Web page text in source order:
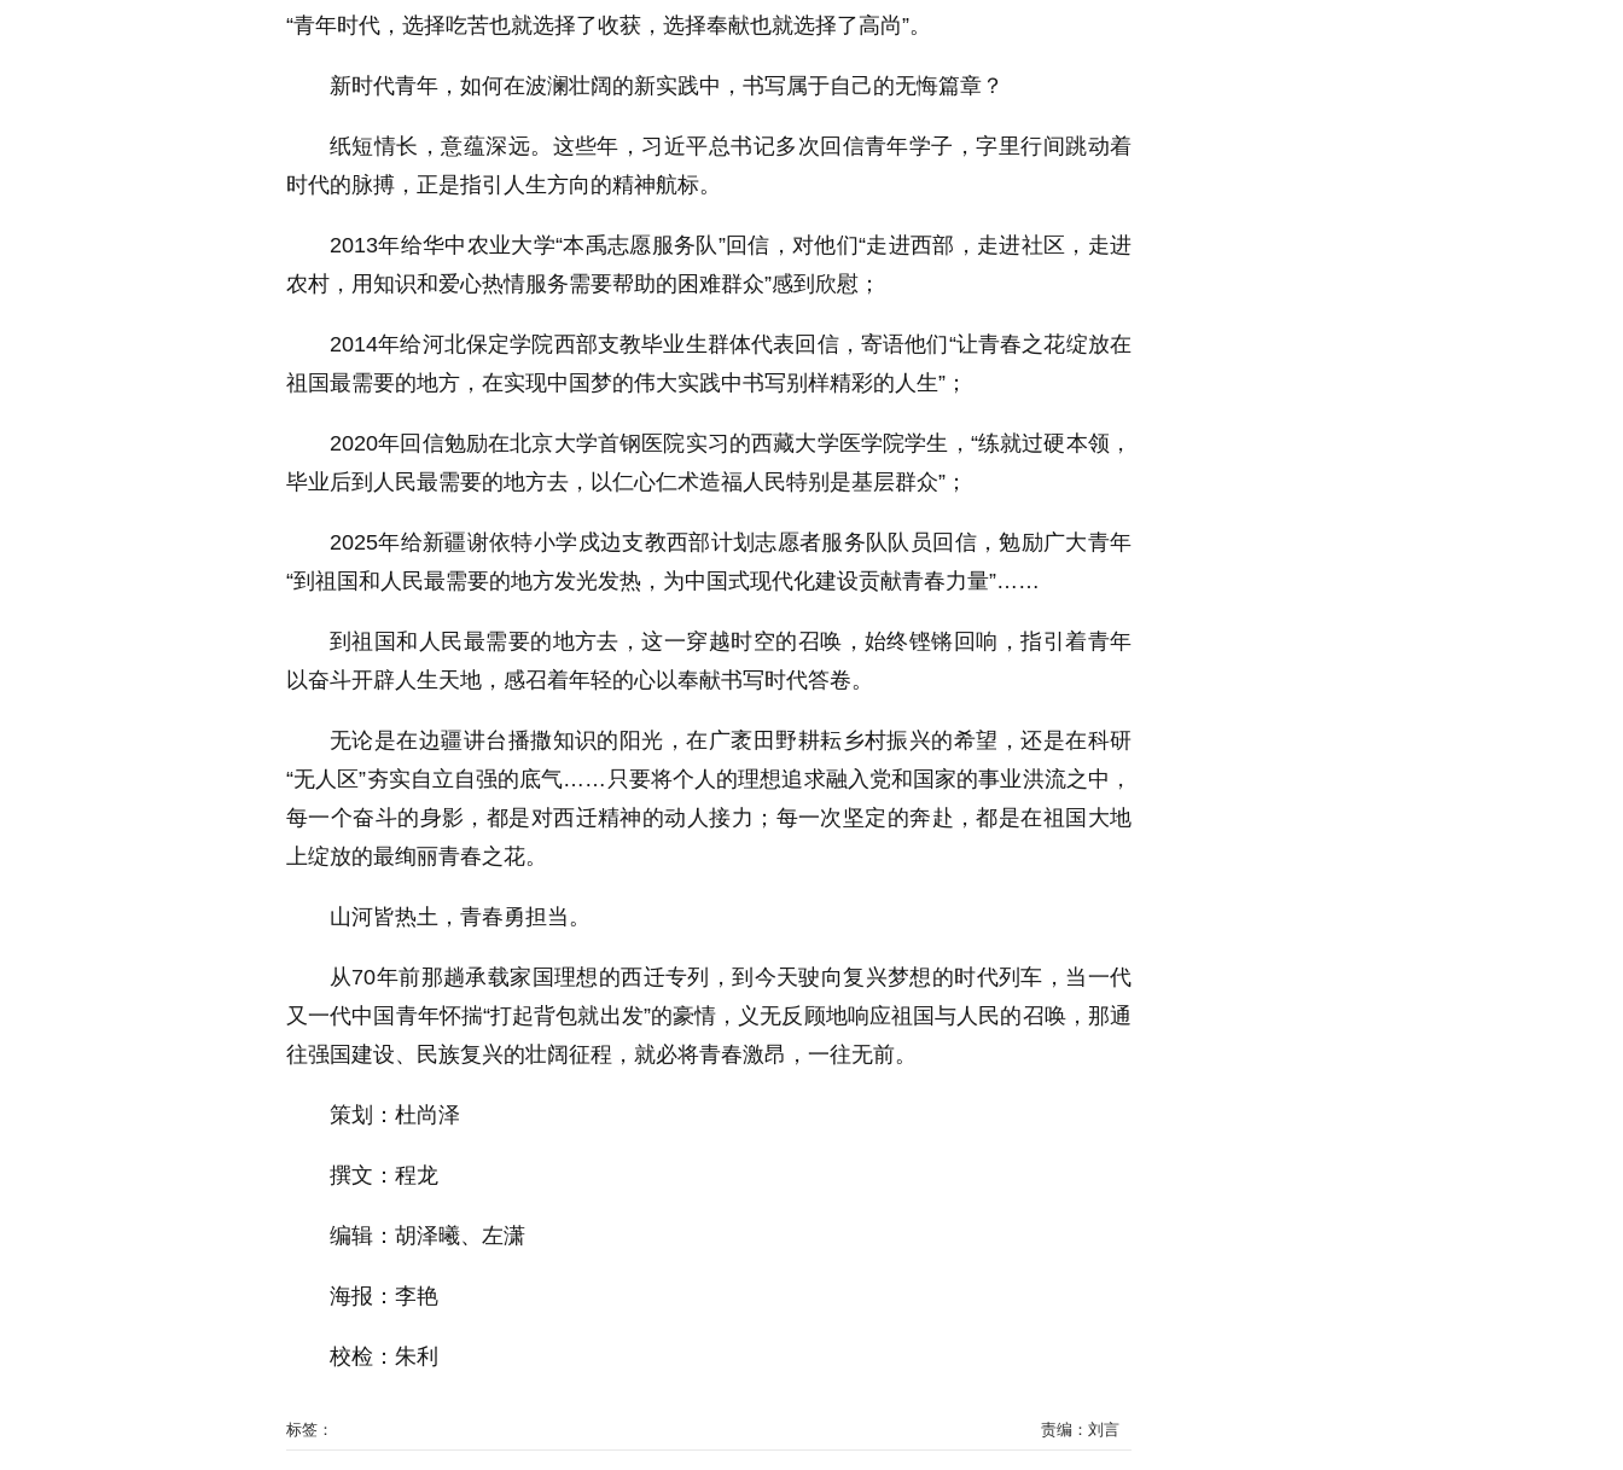
“青年时代，选择吃苦也就选择了收获，选择奉献也就选择了高尚”。
新时代青年，如何在波澜壮阔的新实践中，书写属于自己的无悔篇章？
纸短情长，意蕴深远。这些年，习近平总书记多次回信青年学子，字里行间跳动着
时代的脉搏，正是指引人生方向的精神航标。
2013年给华中农业大学“本禹志愿服务队”回信，对他们“走进西部，走进社区，走进
农村，用知识和爱心热情服务需要帮助的困难群众”感到欣慰；
2014年给河北保定学院西部支教毕业生群体代表回信，寄语他们“让青春之花绽放在
祖国最需要的地方，在实现中国梦的伟大实践中书写别样精彩的人生”；
2020年回信勉励在北京大学首钢医院实习的西藏大学医学院学生，“练就过硬本领，
毕业后到人民最需要的地方去，以仁心仁术造福人民特别是基层群众”；
2025年给新疆谢依特小学戍边支教西部计划志愿者服务队队员回信，勉励广大青年
“到祖国和人民最需要的地方发光发热，为中国式现代化建设贡献青春力量”……
到祖国和人民最需要的地方去，这一穿越时空的召唤，始终铿锵回响，指引着青年
以奋斗开辟人生天地，感召着年轻的心以奉献书写时代答卷。
无论是在边疆讲台播撒知识的阳光，在广袤田野耕耘乡村振兴的希望，还是在科研
“无人区”夯实自立自强的底气……只要将个人的理想追求融入党和国家的事业洪流之中，
每一个奋斗的身影，都是对西迁精神的动人接力；每一次坚定的奔赴，都是在祖国大地
上绽放的最绚丽青春之花。
山河皆热土，青春勇担当。
从70年前那趟承载家国理想的西迁专列，到今天驶向复兴梦想的时代列车，当一代
又一代中国青年怀揣“打起背包就出发”的豪情，义无反顾地响应祖国与人民的召唤，那通
往强国建设、民族复兴的壮阔征程，就必将青春激昂，一往无前。
策划：杜尚泽
撰文：程龙
编辑：胡泽曦、左潇
海报：李艳
校检：朱利
标签： 责编：刘言